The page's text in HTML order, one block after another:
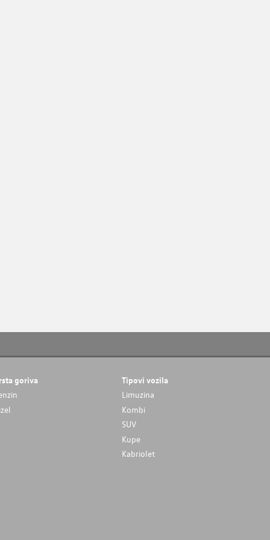
goriva Tipovi vozila
Limuzina
Kombi
SUV
Kupe
Kabriolet